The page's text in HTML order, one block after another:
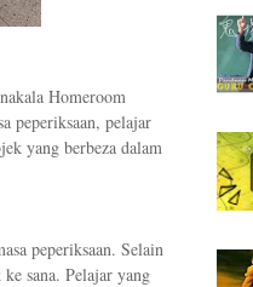
Homeroom
peperiksaan, pelajar
yang berbeza dalam
peperiksaan. Selain
sana. Pelajar yang